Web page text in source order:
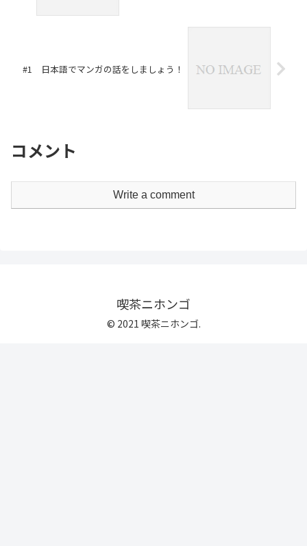
#1 日本語でマンガの話をしましょう！
コメント
Write a comment
喫茶ニホンゴ
© 2021 喫茶ニホンゴ.